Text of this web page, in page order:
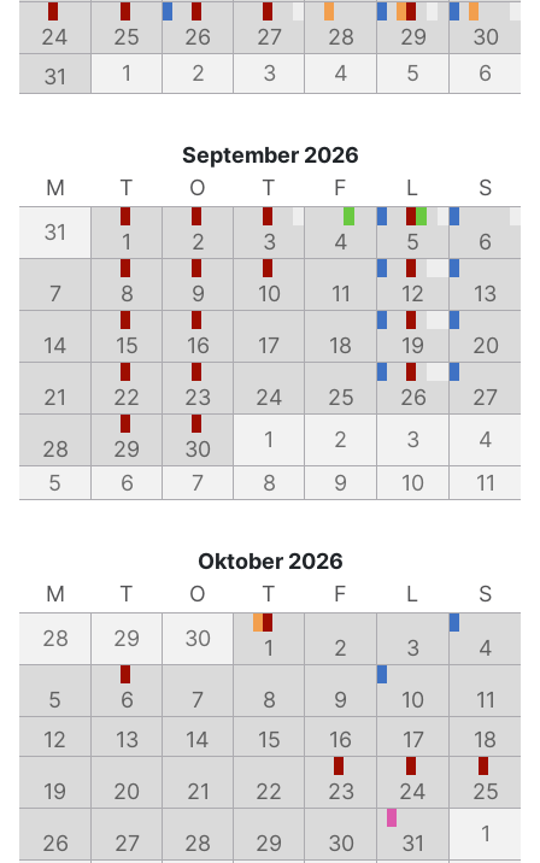
24 25 26 27 28 29
30
31
1 2 3 4 5 6
September 2026
M
T O T F L
S
31
1 2 3 4 5 6
7 8 9 10 11 12 13
14 15 16 17 18 19 20
21 22 23 24 25 26 27
28 29 30 1 2 3
4
5
6 7 8 9 10 11
Oktober 2026
M
T O T F L
S
28
29 30 1 2 3 4
5 6 7 8 9 10
11
12
13 14 15 16 17 18
19 20 21 22 23 24 25
26 27 28 29 30 31
1